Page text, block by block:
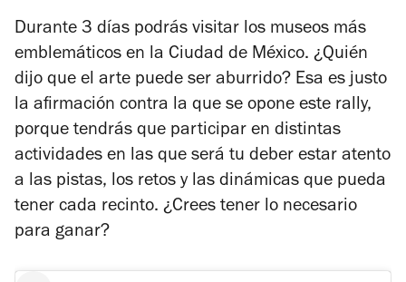
Durante 3 días podrás visitar los museos más
emblemáticos en la Ciudad de México. ¿Quién
dijo que el arte puede ser aburrido? Esa es justo
la afirmación contra la que se opone este rally,
porque tendrás que participar en distintas
actividades en las que será tu deber estar atento
a las pistas, los retos y las dinámicas que pueda
tener cada recinto. ¿Crees tener lo necesario
para ganar?